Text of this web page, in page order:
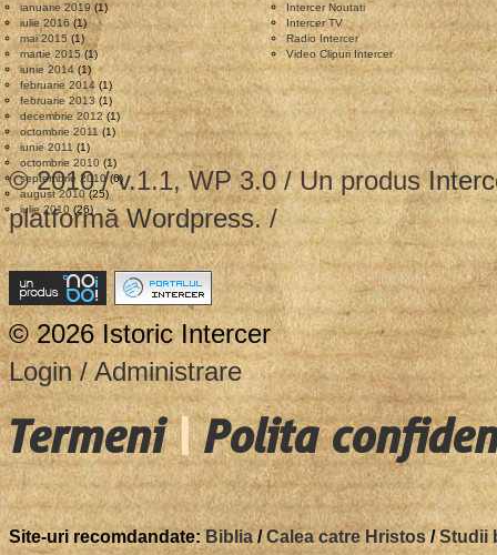
ianuarie 2019 (1)
iulie 2016(1)
mai 2015 (1)
martie 2015(1)
iunie 2014(1)
februarie 2014(1)
februarie 2013(1)
decembrie 2012 (1)
octombrie 2011 (1)
iunie 2011 (1)
octombrie 2010(1)
septembrie 2010(6)
august 2010(25)
iulie 2010 (26)
Intercer Noutati
Intercer TV
Radio Intercer
Video Clipuri Intercer
© 2010 / v.1.1, WP 3.0 / Un produs
platformăWordpress. /
© 2026 Istoric Intercer
Login / Administrare
Termeni|Polita
Site-uri recomdandate:Biblia/Calea catre Hristos/Studii